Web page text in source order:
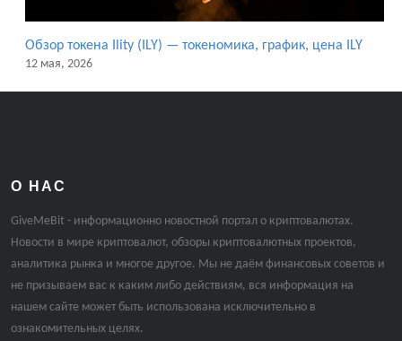
Обзор токена Ility (ILY) — токеномика, график, цена ILY
12 мая, 2026
О НАС
GiveMeBit - информационно новостной портал о криптовалютах.
Новости в мире криптовалют, обзоры криптовалютных проектов,
аналитика рынка и многое другое. Мы не даём финансовых советов и
не призываем вас к каким либо действиям, вся информация на
нашем сайте может быть использована исключительно в
ознакомительных целях.